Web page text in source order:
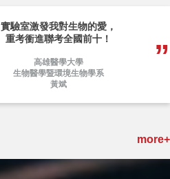
實驗室激發我對生物的愛，
重考衝進聯考全國前十！
高雄醫學大學
生物醫學暨環境生物學系
黃斌
more+